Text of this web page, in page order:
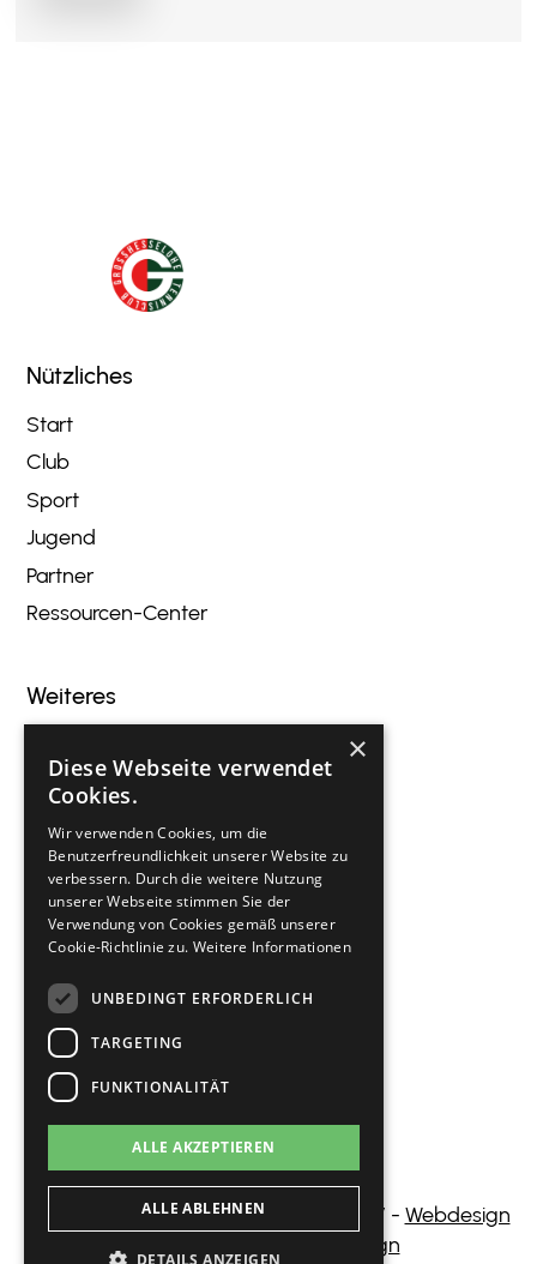
Nützliches
Start
Club
Sport
Jugend
Partner
Ressourcen-Center
Weiteres
Veranstaltungen
Gastronomie
Kontakt
Rechtliches
Impressum
Datenschutz
Cookie Einstellungen
© 2026 Tennisclub Großhesselohe e.V - Webdesign
by Martin Georg Webdesign
×
Diese Webseite verwendet
Cookies.
Wir verwenden Cookies, um die
Benutzerfreundlichkeit unserer Website zu
verbessern. Durch die weitere Nutzung
unserer Webseite stimmen Sie der
Verwendung von Cookies gemäß unserer
Cookie-Richtlinie zu. Weitere Informationen
UNBEDINGT ERFORDERLICH
TARGETING
FUNKTIONALITÄT
ALLE AKZEPTIEREN
ALLE ABLEHNEN
DETAILS ANZEIGEN